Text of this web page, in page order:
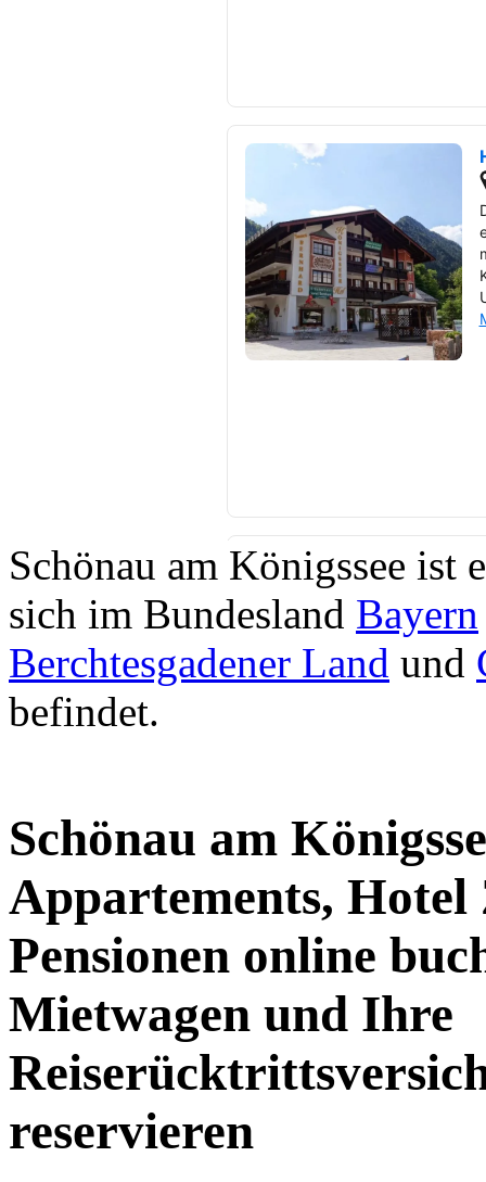
Schönau am Königssee ist
sich im Bundesland Bayern
Berchtesgadener Land und
befindet.
Schönau am
Appartements,
Pensionen online
Mietwagen und Ihre
reservieren